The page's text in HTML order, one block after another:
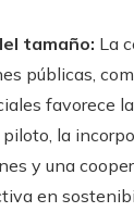
tamaño: La
públicas,
favorece
la
y una
en